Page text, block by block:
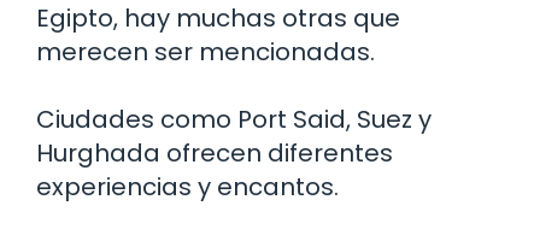
Egipto, hay muchas otras que
merecen ser mencionadas.
Ciudades como Port Said, Suez y
Hurghada ofrecen diferentes
experiencias y encantos.